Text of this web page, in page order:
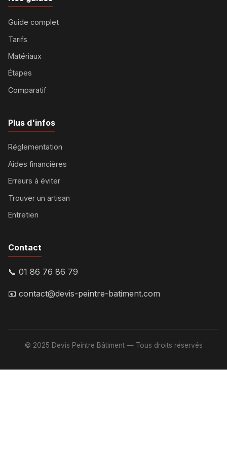
Guide complet
Tarifs
Matériaux
Étapes
Comparatif
Plus d'infos
Réglementation
Aides financières
Erreurs à éviter
Trouver un artisan
Entretien
Contact
📞 01 86 76 86 79
📧 contact@devis-peintre-batiment.com
© 2025 Devis Peintre Bâtiment — Tous droits réservés